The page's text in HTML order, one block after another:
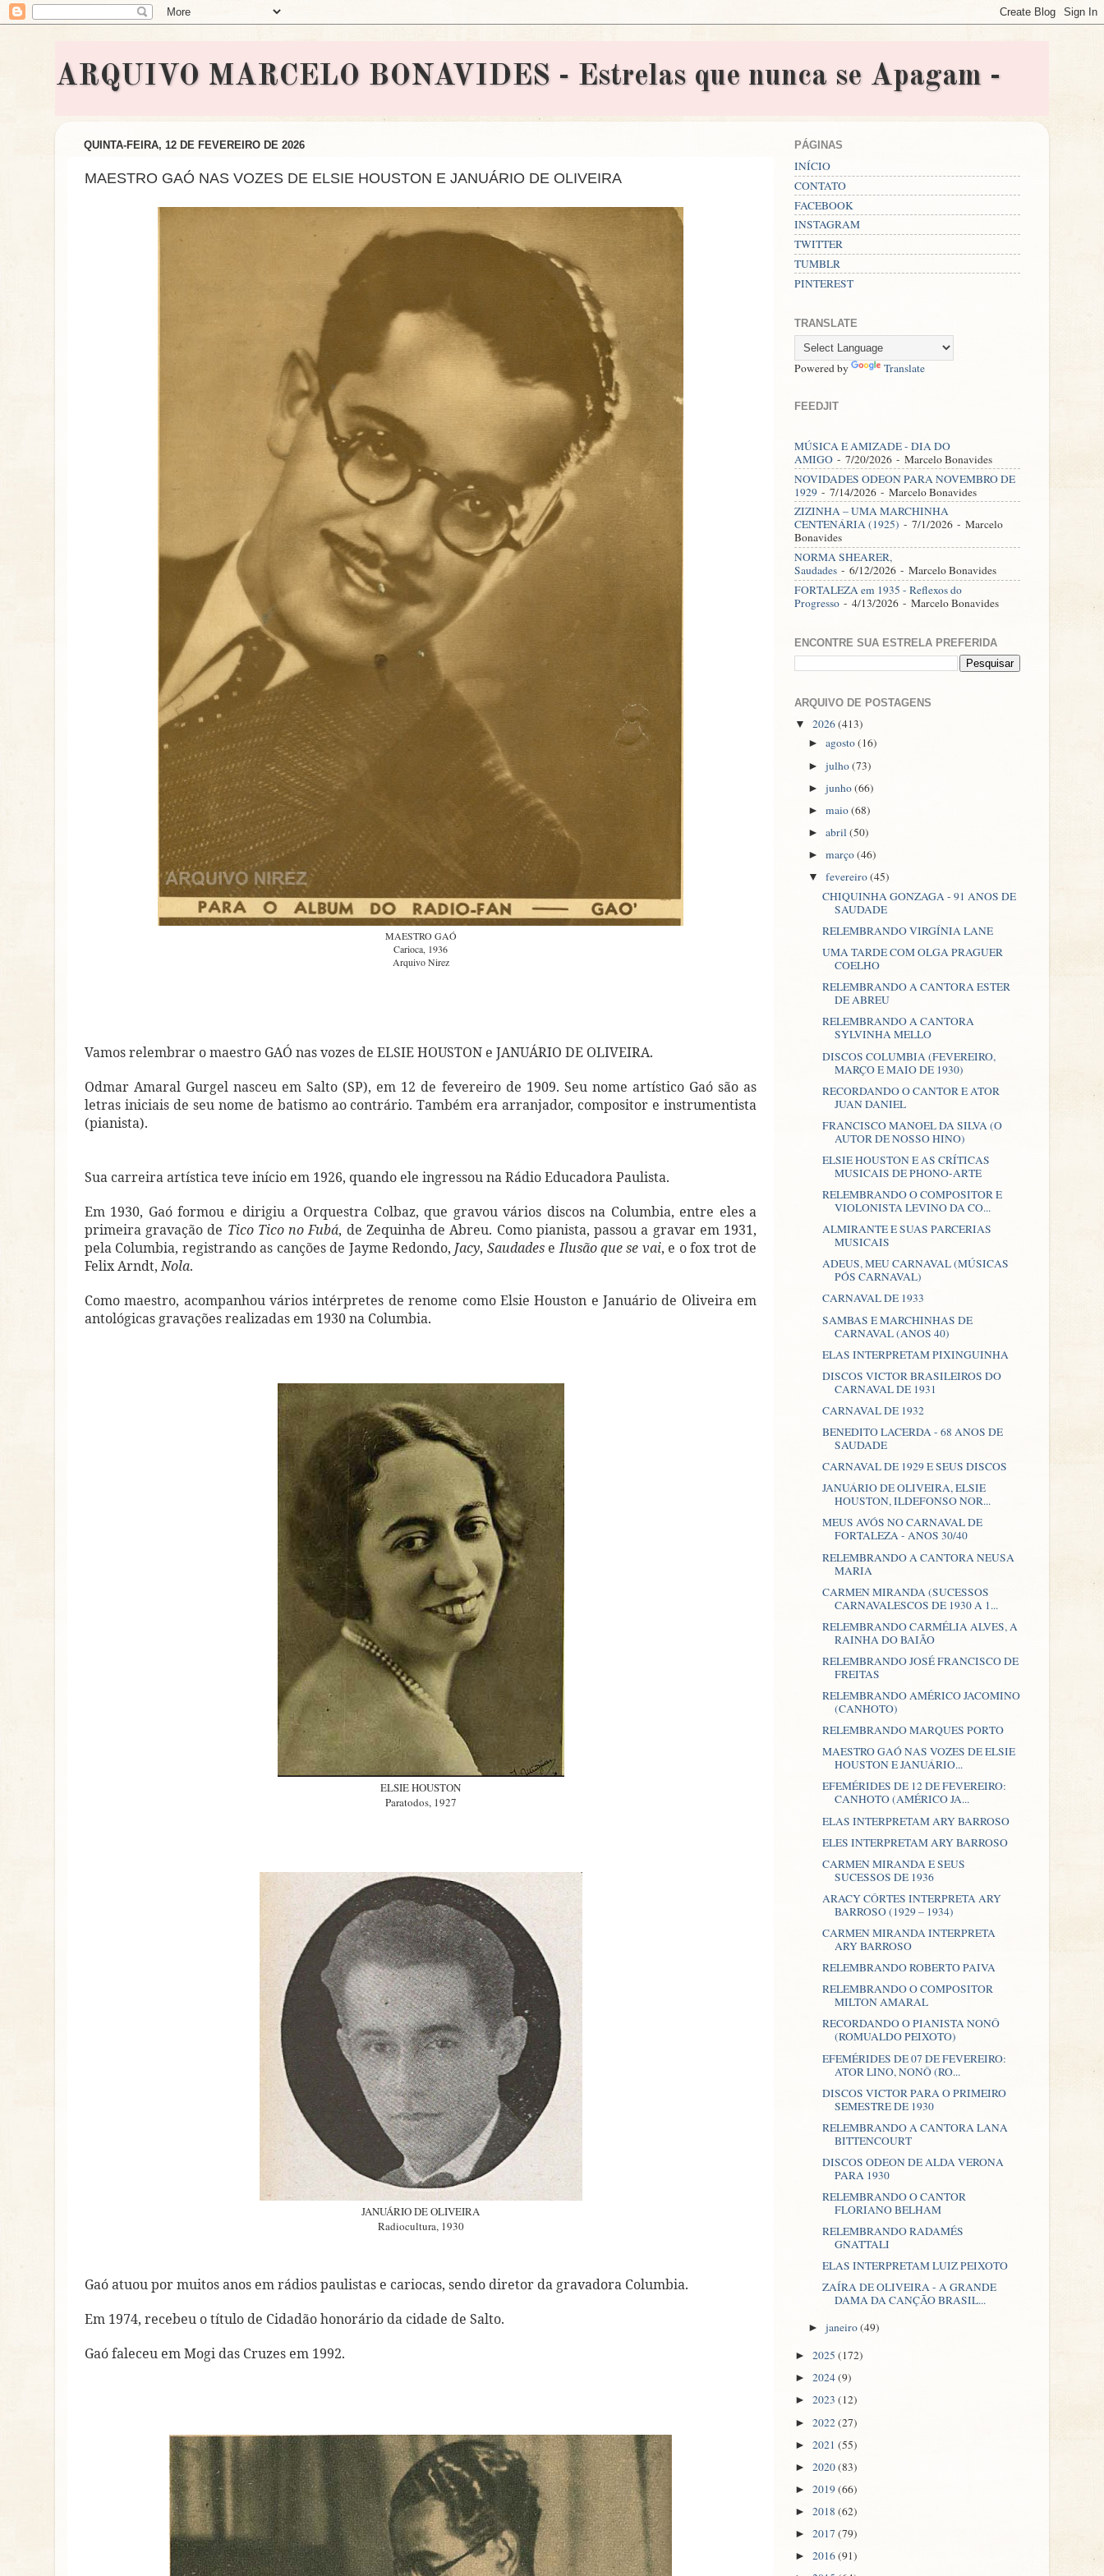
ARQUIVO MARCELO BONAVIDES - Estrelas que nunca se Apagam -
QUINTA-FEIRA, 12 DE FEVEREIRO DE 2026
MAESTRO GAÓ NAS VOZES DE ELSIE HOUSTON E JANUÁRIO DE OLIVEIRA
MAESTRO GAÓ
Carioca, 1936
Arquivo Nirez
Vamos relembrar o maestro GAÓ nas vozes de ELSIE HOUSTON e JANUÁRIO DE OLIVEIRA.
Odmar Amaral Gurgel nasceu em Salto (SP), em 12 de fevereiro de 1909. Seu nome artístico Gaó são as
letras iniciais de seu nome de batismo ao contrário. Também era arranjador, compositor e instrumentista
(pianista).
Sua carreira artística teve início em 1926, quando ele ingressou na Rádio Educadora Paulista.
Em 1930, Gaó formou e dirigiu a Orquestra Colbaz, que gravou vários discos na Columbia, entre eles a
primeira gravação de Tico Tico no Fubá, de Zequinha de Abreu. Como pianista, passou a gravar em 1931,
pela Columbia, registrando as canções de Jayme Redondo, Jacy, SaudadeseIlusão que se vai, e o fox trot de
Felix Arndt,Nola.
Como maestro, acompanhou vários intérpretes de renome como Elsie Houston e Januário de Oliveira em
antológicas gravações realizadas em 1930 na Columbia.
ELSIE HOUSTON
Paratodos, 1927
JANUÁRIO DE OLIVEIRA
Radiocultura, 1930
Gaó atuou por muitos anos em rádios paulistas e cariocas, sendo diretor da gravadora Columbia.
Em 1974, recebeu o título de Cidadão honorário da cidade de Salto.
Gaó faleceu em Mogi das Cruzes em 1992.
PÁGINAS
INÍCIO
CONTATO
FACEBOOK
INSTAGRAM
TWITTER
TUMBLR
PINTEREST
TRANSLATE
Powered by Translate
FEEDJIT
MÚSICA E AMIZADE - DIA DO
AMIGO - 7/20/2026 - Marcelo Bonavides
NOVIDADES ODEON PARA NOVEMBRO DE
1929 - 7/14/2026 - Marcelo Bonavides
ZIZINHA – UMA MARCHINHA
CENTENÁRIA (1925) - 7/1/2026 - Marcelo
Bonavides
NORMA SHEARER,
Saudades - 6/12/2026 - Marcelo Bonavides
FORTALEZA em 1935 - Reflexos do
Progresso - 4/13/2026 - Marcelo Bonavides
ENCONTRE SUA ESTRELA PREFERIDA
ARQUIVO DE POSTAGENS
▼ 2026(413)
►agosto(16)
►julho(73)
►junho(66)
►maio(68)
►abril(50)
►março(46)
▼fevereiro(45)
CHIQUINHA GONZAGA - 91 ANOS DE
SAUDADE
RELEMBRANDO VIRGÍNIA LANE
UMA TARDE COM OLGA PRAGUER
COELHO
RELEMBRANDO A CANTORA ESTER
DE ABREU
RELEMBRANDO A CANTORA
SYLVINHA MELLO
DISCOS COLUMBIA (FEVEREIRO,
MARÇO E MAIO DE 1930)
RECORDANDO O CANTOR E ATOR
JUAN DANIEL
FRANCISCO MANOEL DA SILVA (O
AUTOR DE NOSSO HINO)
ELSIE HOUSTON E AS CRÍTICAS
MUSICAIS DE PHONO-ARTE
RELEMBRANDO O COMPOSITOR E
VIOLONISTA LEVINO DA CO...
ALMIRANTE E SUAS PARCERIAS
MUSICAIS
ADEUS, MEU CARNAVAL (MÚSICAS
PÓS CARNAVAL)
CARNAVAL DE 1933
SAMBAS E MARCHINHAS DE
CARNAVAL (ANOS 40)
ELAS INTERPRETAM PIXINGUINHA
DISCOS VICTOR BRASILEIROS DO
CARNAVAL DE 1931
CARNAVAL DE 1932
BENEDITO LACERDA - 68 ANOS DE
SAUDADE
CARNAVAL DE 1929 E SEUS DISCOS
JANUÁRIO DE OLIVEIRA, ELSIE
HOUSTON, ILDEFONSO NOR...
MEUS AVÓS NO CARNAVAL DE
FORTALEZA - ANOS 30/40
RELEMBRANDO A CANTORA NEUSA
MARIA
CARMEN MIRANDA (SUCESSOS
CARNAVALESCOS DE 1930 A 1...
RELEMBRANDO CARMÉLIA ALVES, A
RAINHA DO BAIÃO
RELEMBRANDO JOSÉ FRANCISCO DE
FREITAS
RELEMBRANDO AMÉRICO JACOMINO
(CANHOTO)
RELEMBRANDO MARQUES PORTO
MAESTRO GAÓ NAS VOZES DE ELSIE
HOUSTON E JANUÁRIO...
EFEMÉRIDES DE 12 DE FEVEREIRO:
CANHOTO (AMÉRICO JA...
ELAS INTERPRETAM ARY BARROSO
ELES INTERPRETAM ARY BARROSO
CARMEN MIRANDA E SEUS
SUCESSOS DE 1936
ARACY CÔRTES INTERPRETA ARY
BARROSO (1929 – 1934)
CARMEN MIRANDA INTERPRETA
ARY BARROSO
RELEMBRANDO ROBERTO PAIVA
RELEMBRANDO O COMPOSITOR
MILTON AMARAL
RECORDANDO O PIANISTA NONÔ
(ROMUALDO PEIXOTO)
EFEMÉRIDES DE 07 DE FEVEREIRO:
ATOR LINO, NONÔ (RO...
DISCOS VICTOR PARA O PRIMEIRO
SEMESTRE DE 1930
RELEMBRANDO A CANTORA LANA
BITTENCOURT
DISCOS ODEON DE ALDA VERONA
PARA 1930
RELEMBRANDO O CANTOR
FLORIANO BELHAM
RELEMBRANDO RADAMÉS
GNATTALI
ELAS INTERPRETAM LUIZ PEIXOTO
ZAÍRA DE OLIVEIRA - A GRANDE
DAMA DA CANÇÃO BRASIL...
►janeiro(49)
► 2025 (172)
► 2024(9)
► 2023 (12)
► 2022(27)
► 2021 (55)
► 2020(83)
► 2019(66)
► 2018 (62)
► 2017 (79)
► 2016(91)